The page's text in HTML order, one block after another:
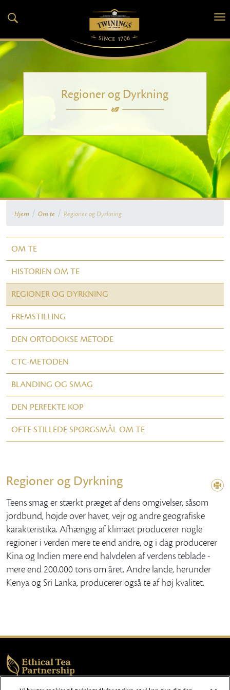
Regioner og Dyrkning
Hjem / Om te / Regioner og Dyrkning
OM TE
HISTORIEN OM TE
REGIONER OG DYRKNING
FREMSTILLING
DEN ORTODOKSE METODE
CTC-METODEN
BLANDING OG SMAG
DEN PERFEKTE KOP
OFTE STILLEDE SPØRGSMÅL OM TE
Regioner og Dyrkning
Teens smag er stærkt præget af dens omgivelser, såsom
jordbund, højde over havet, vejr og andre geografiske
karakteristika. Afhængig af klimaet producerer nogle
regioner i verden mere te end andre, og i dag producerer
Kina og Indien mere end halvdelen af ​​verdens teblade -
mere end 200.000 tons om året. Andre lande, herunder
Kenya og Sri Lanka, producerer også te af høj kvalitet.